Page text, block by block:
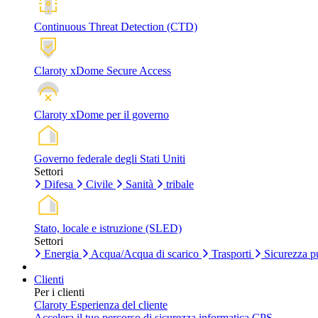
Continuous Threat Detection (CTD)
Claroty xDome Secure Access
Claroty xDome per il governo
Governo federale degli Stati Uniti
Settori
Difesa
Civile Sanità tribale
Stato, locale e istruzione (SLED)
Settori
Energia
Acqua/Acqua di scarico Trasporti Sicurezza
Clienti
Per i clienti
Claroty Esperienza del cliente